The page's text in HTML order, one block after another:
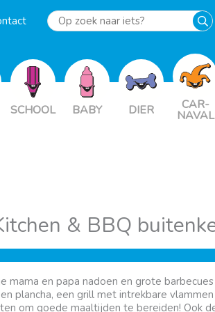
Op
iets?
SCHOOL BABY DIER CAR-
NAVAL
& BBQ
mama en papa nadoen en grote barbecues
plancha, een grill met intrekbare
om goede maaltijden te bereiden! Ook